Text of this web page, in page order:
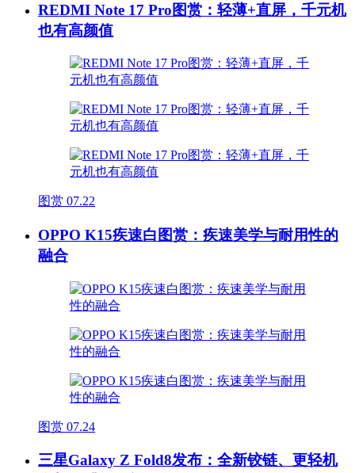
REDMI Note 17 Pro图赏：轻薄+直屏，千元机
也有高颜值
图赏 07.22
OPPO K15疾速白图赏：疾速美学与耐用性的
融合
图赏 07.24
三星Galaxy Z Fold8发布：全新铰链、更轻机